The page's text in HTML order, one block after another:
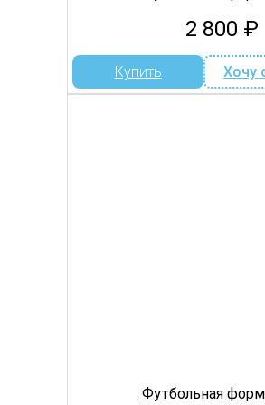
2 800 ₽
Купить Хочу
Футбольная